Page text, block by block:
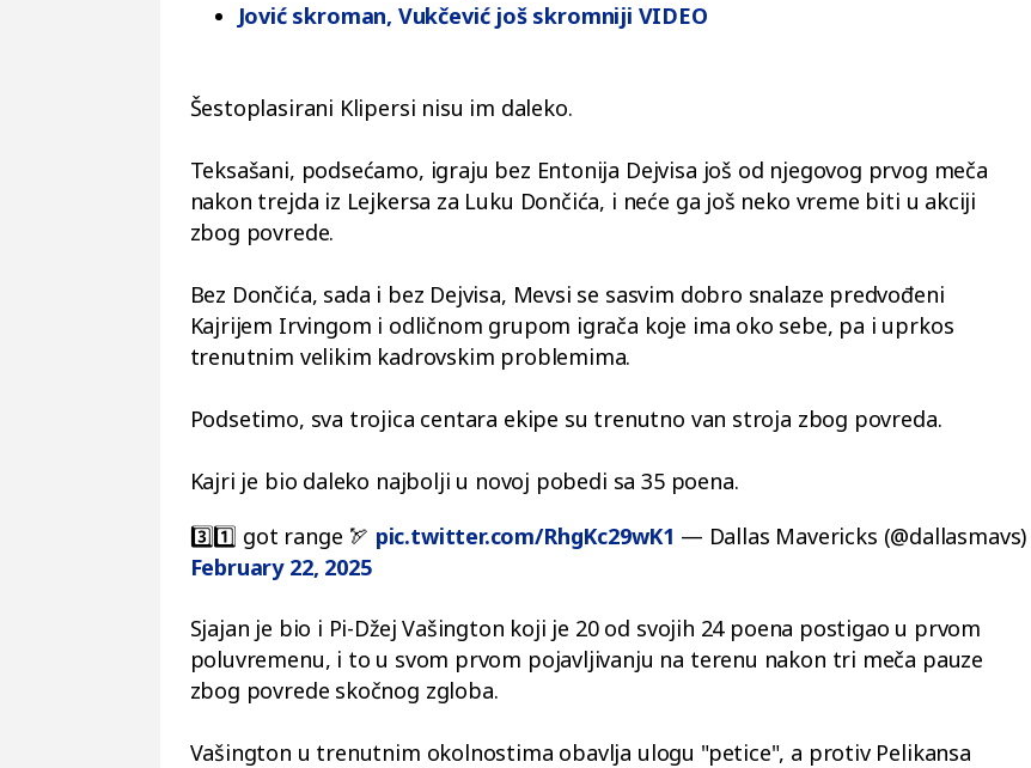
Jović skroman, Vukčević još skromniji VIDEO
Šestoplasirani Klipersi nisu im daleko.
Teksašani, podsećamo, igraju bez Entonija Dejvisa još od njegovog prvog meča
nakon trejda iz Lejkersa za Luku Dončića, i neće ga još neko vreme biti u akciji
zbog povrede.
Bez Dončića, sada i bez Dejvisa, Mevsi se sasvim dobro snalaze predvođeni
Kajrijem Irvingom i odličnom grupom igrača koje ima oko sebe, pa i uprkos
trenutnim velikim kadrovskim problemima.
Podsetimo, sva trojica centara ekipe su trenutno van stroja zbog povreda.
Kajri je bio daleko najbolji u novoj pobedi sa 35 poena.
3️⃣1️⃣ got range 🏹 pic.twitter.com/RhgKc29wK1 — Dallas Mavericks (@dallasmavs)
February 22, 2025
Sjajan je bio i Pi-Džej Vašington koji je 20 od svojih 24 poena postigao u prvom
poluvremenu, i to u svom prvom pojavljivanju na terenu nakon tri meča pauze
zbog povrede skočnog zgloba.
Vašington u trenutnim okolnostima obavlja ulogu "petice", a protiv Pelikansa